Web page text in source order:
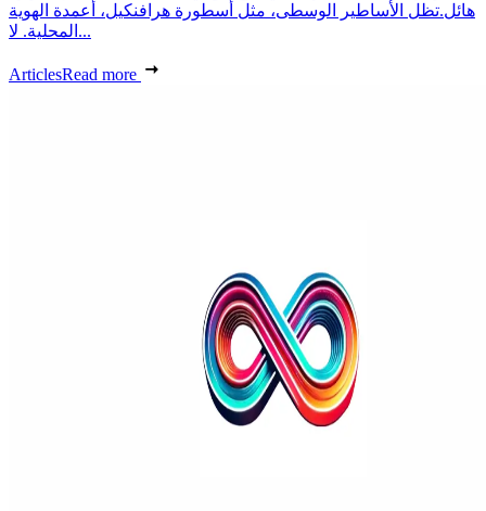
هائل.تظل الأساطير الوسطى، مثل أسطورة هرافنكيل، أعمدة الهوية
المحلية. لا...
ArticlesRead more